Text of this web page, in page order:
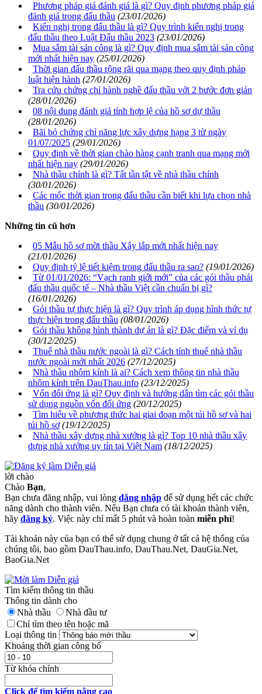
Phương pháp giá đánh giá là gì? Quy định phương pháp giá
đánh giá trong đấu thầu (23/01/2026)
Kiến nghị trong đấu thầu là gì? Quy trình kiến nghị trong
đấu thầu theo Luật Đấu thầu 2023 (23/01/2026)
Mua sắm tài sản công là gì? Quy định mua sắm tài sản công
mới nhất hiện nay (25/01/2026)
Thời gian đấu thầu rộng rãi qua mạng theo quy định pháp
luật hiện hành (27/01/2026)
Tra cứu chứng chỉ hành nghề đấu thầu với 2 bước đơn giản
(28/01/2026)
08 nội dung đánh giá tính hợp lệ của hồ sơ dự thầu
(28/01/2026)
Bãi bỏ chứng chỉ năng lực xây dựng hạng 3 từ ngày
01/07/2025 (29/01/2026)
Quy định về thời gian chào hàng cạnh tranh qua mạng mới
nhất hiện nay (29/01/2026)
Nhà thầu chính là gì? Tất tần tật về nhà thầu chính
(30/01/2026)
Các mốc thời gian trong đấu thầu cần biết khi lựa chọn nhà
thầu (30/01/2026)
Những tin cũ hơn
05 Mẫu hồ sơ mời thầu Xây lắp mới nhất hiện nay
(21/01/2026)
Quy định tỷ lệ tiết kiệm trong đấu thầu ra sao? (19/01/2026)
Từ 01/01/2026: “Vạch ranh giới mới” của các gói thầu phải
đấu thầu quốc tế – Nhà thầu Việt cần chuẩn bị gì?
(16/01/2026)
Gói thầu tự thực hiện là gì? Quy trình áp dụng hình thức tự
thực hiện trong đấu thầu (08/01/2026)
Gói thầu không hình thành dự án là gì? Đặc điểm và ví dụ
(30/12/2025)
Thuế nhà thầu nước ngoài là gì? Cách tính thuế nhà thầu
nước ngoài mới nhất 2026 (27/12/2025)
Nhà thầu nhôm kính là ai? Cách xem thông tin nhà thầu
nhôm kính trên DauThau.info (23/12/2025)
Vốn đối ứng là gì? Quy định và hướng dẫn tìm các gói thầu
sử dụng nguồn vốn đối ứng (20/12/2025)
Tìm hiểu về phương thức hai giai đoạn một túi hồ sơ và hai
túi hồ sơ (19/12/2025)
Nhà thầu xây dựng nhà xưởng là gì? Top 10 nhà thầu xây
dựng nhà xưởng uy tín tại Việt Nam (18/12/2025)
lời chào
Chào Bạn,
Bạn chưa đăng nhập, vui lòng đăng nhập để sử dụng hết các chức
năng dành cho thành viên. Nếu Bạn chưa có tài khoản thành viên,
hãy đăng ký. Việc này chỉ mất 5 phút và hoàn toàn miễn phí!
Tài khoản này của bạn có thể sử dụng chung ở tất cả hệ thống của
chúng tôi, bao gồm DauThau.info, DauThau.Net, DauGia.Net,
BaoGia.Net
Tìm kiếm thông tin thầu
Thông tin dành cho
Nhà thầu
Nhà đầu tư
Chỉ tìm theo tên hoặc mã
Loại thông tin
Khoảng thời gian công bố
Từ khóa chính
Click để tìm kiếm nâng cao